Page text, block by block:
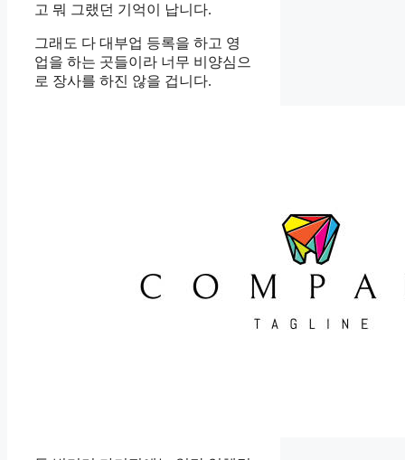
고 뭐 그랬던 기억이 납니다.
그래도 다 대부업 등록을 하고 영
업을 하는 곳들이라 너무 비양심으
로 장사를 하진 않을 겁니다.